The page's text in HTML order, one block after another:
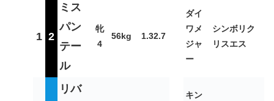
1 2
ミス
パン
テー
ル
牝
4
56kg 1.32.7
ダイ
ワメ
ジャ
ー
シンボリク
リスエス
リバ
キン